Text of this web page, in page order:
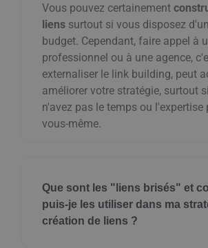
Vous pouvez certainement
liens surtout si vous disposez
budget. Cependant, faire appel à
professionnel ou à une agence,
externaliser le link building, peut
améliorer votre stratégie, surtout
n'avez pas le temps ou l'expertise
vous-même.
Que sont les "liens brisés" et
puis-je les utiliser dans ma
création de liens ?